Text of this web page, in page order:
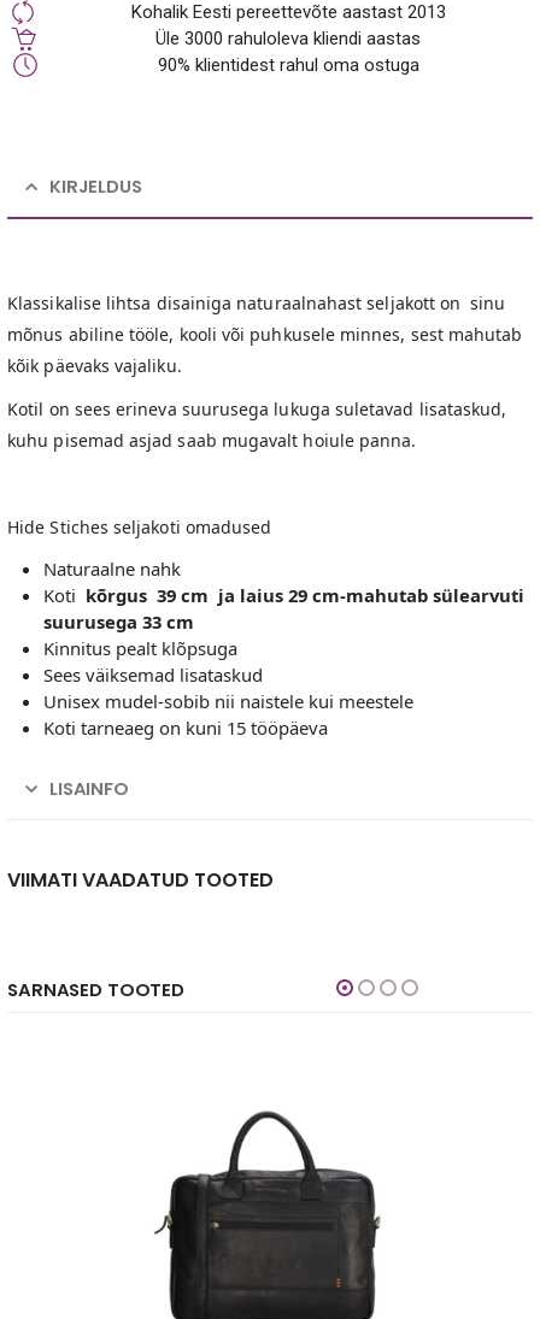
Kohalik Eesti pereettevõte aastast 2013
Üle 3000 rahuloleva kliendi aastas
90% klientidest rahul oma ostuga
KIRJELDUS
Klassikalise lihtsa disainiga naturaalnahast seljakott on sinu
mõnus abiline tööle, kooli või puhkusele minnes, sest mahutab
kõik päevaks vajaliku.
Kotil on sees erineva suurusega lukuga suletavad lisataskud,
kuhu pisemad asjad saab mugavalt hoiule panna.
Hide Stiches seljakoti omadused
Naturaalne nahk
Koti kõrgus 39 cm ja laius 29 cm-mahutab sülearvuti
suurusega 33 cm
Kinnitus pealt klõpsuga
Sees väiksemad lisataskud
Unisex mudel-sobib nii naistele kui meestele
Koti tarneaeg on kuni 15 tööpäeva
LISAINFO
VIIMATI VAADATUD TOOTED
SARNASED TOOTED